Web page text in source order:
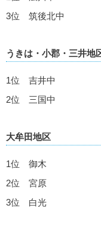
3位 筑後北中
うきは・小郡・三井地
1位 吉井中
2位 三国中
大牟田地区
1位 御木
2位 宮原
3位 白光